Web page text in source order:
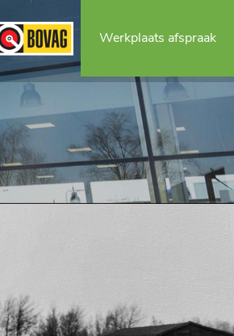
Werkplaats afspraak